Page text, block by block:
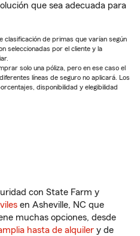
que sea adecuada para
clasificación de primas que varían según
seleccionadas por el cliente y la
solo una póliza, pero en ese caso el
líneas de seguro no aplicará. Los
disponibilidad y elegibilidad
con State Farm y
en Asheville, NC que
muchas opciones, desde
hasta de alquiler y de